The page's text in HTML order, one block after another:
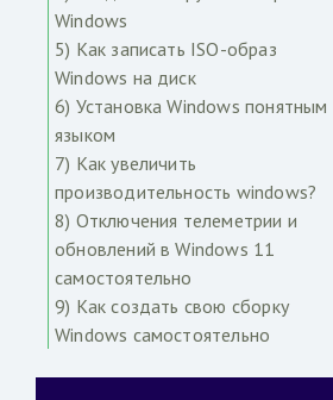
Windows
5) Как записать ISO-образ
Windows на диск
6) Установка Windows понятным
языком
7) Как увеличить
производительность windows?
8) Отключения телеметрии и
обновлений в Windows 11
самостоятельно
9) Как создать свою сборку
Windows самостоятельно